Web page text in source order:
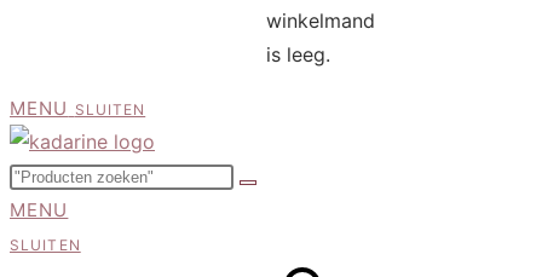
winkelmand
is leeg.
MENU SLUITEN
MENU
SLUITEN